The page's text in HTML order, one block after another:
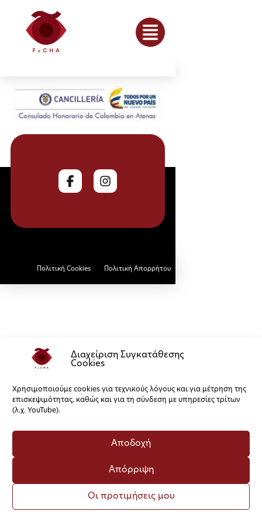
Διαχείριση Συγκατάθεσης
Cookies
Χρησιμοποιούμε cookies για τεχνικούς λόγους και για μέτρηση της
επισκεψιμότητας, καθώς και για τη σύνδεση με υπηρεσίες τρίτων
(λ.χ. YouTube).
Αποδοχή
Απόρριψη
Οι προτιμήσεις μου
Πολιτική Cookies Πολιτική Απορρήτου